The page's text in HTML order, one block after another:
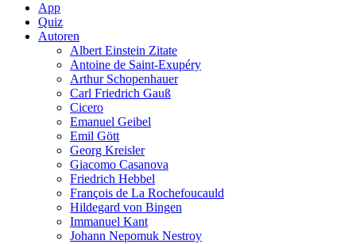
App
Quiz
Autoren
Albert Einstein Zitate
Antoine de Saint-Exupéry
Arthur Schopenhauer
Carl Friedrich Gauß
Cicero
Emanuel Geibel
Emil Gött
Georg Kreisler
Giacomo Casanova
Friedrich Hebbel
François de La Rochefoucauld
Hildegard von Bingen
Immanuel Kant
Johann Nepomuk Nestroy